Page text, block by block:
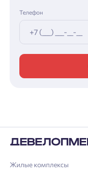
Телефон
Жилые комплексы